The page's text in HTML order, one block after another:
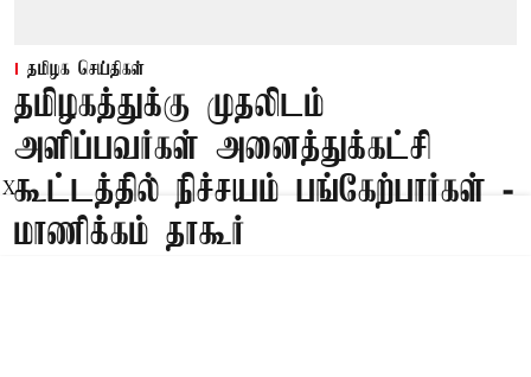
தமிழக செய்திகள்
தமிழகத்துக்கு முதலிடம்
அளிப்பவர்கள் அனைத்துக்கட்சி
கூட்டத்தில் நிச்சயம் பங்கேற்பார்கள் -
மாணிக்கம் தாகூர்
X